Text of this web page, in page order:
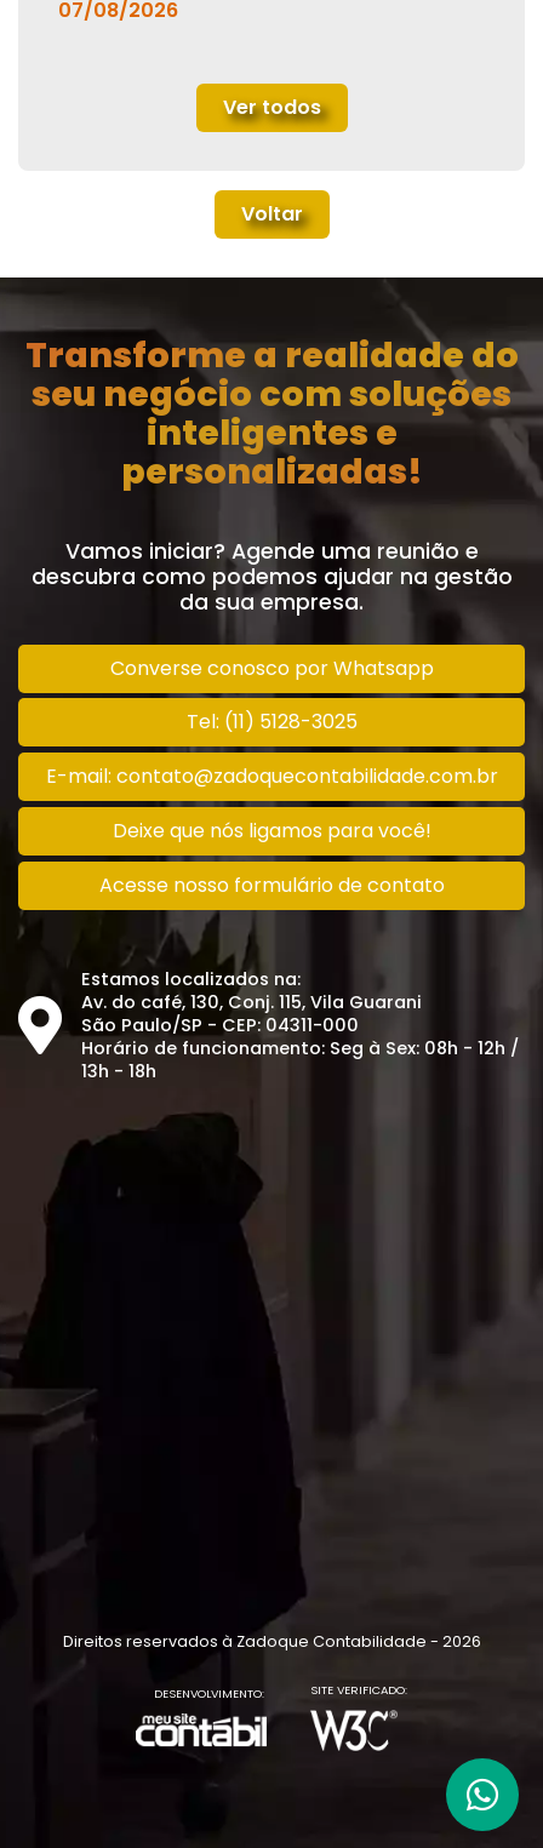
07/08/2026
Ver todos
Voltar
Transforme a realidade do
seu negócio com soluções
inteligentes e
personalizadas!
Vamos iniciar? Agende uma reunião e
descubra como podemos ajudar na gestão
da sua empresa.
Converse conosco por Whatsapp
Tel: (11) 5128-3025
E-mail: contato@zadoquecontabilidade.com.br
Deixe que nós ligamos para você!
Acesse nosso formulário de contato
Estamos localizados na:
Av. do café, 130, Conj. 115, Vila Guarani
São Paulo/SP - CEP: 04311-000
Horário de funcionamento: Seg à Sex: 08h - 12h /
13h - 18h
Direitos reservados à Zadoque Contabilidade - 2026
DESENVOLVIMENTO: SITE VERIFICADO: